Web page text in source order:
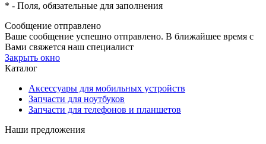
* - Поля, обязательные для заполнения
Сообщение отправлено
Ваше сообщение успешно отправлено. В ближайшее время с
Вами свяжется наш специалист
Закрыть окно
Каталог
Аксессуары для мобильных устройств
Запчасти для ноутбуков
Запчасти для телефонов и планшетов
Наши предложения